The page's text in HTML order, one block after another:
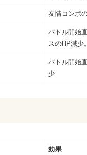
友情コンボ
バトル開始
スのHP減少。
バトル開始
少
効果